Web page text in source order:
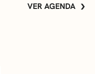
VER AGENDA